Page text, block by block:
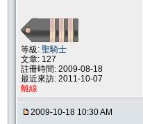
等級: 聖騎士
文章: 127
註冊時間: 2009-08-18
最近來訪: 2011-10-07
離線
2009-10-18 10:30 AM